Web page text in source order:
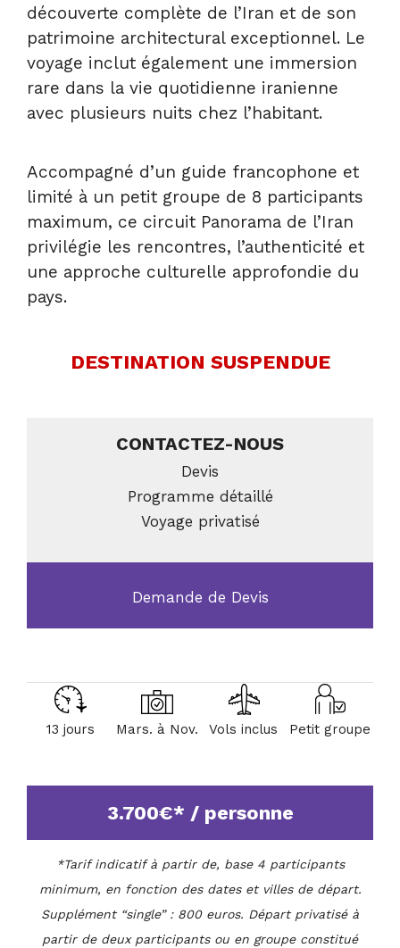
découverte complète de l’Iran et de son
patrimoine architectural exceptionnel. Le
voyage inclut également une immersion
rare dans la vie quotidienne iranienne
avec plusieurs nuits chez l’habitant.
Accompagné d’un guide francophone et
limité à un petit groupe de 8 participants
maximum, ce circuit Panorama de l’Iran
privilégie les rencontres, l’authenticité et
une approche culturelle approfondie du
pays.
DESTINATION SUSPENDUE
CONTACTEZ-NOUS
Devis
Programme détaillé
Voyage privatisé
Demande de Devis
13 jours Mars. à Nov. Petit groupe
Vols inclus
3.700€* / personne
*Tarif indicatif à partir de, base 4 participants
minimum, en fonction des dates et villes de départ.
Supplément “single” : 800 euros. Départ privatisé à
partir de deux participants ou en groupe constitué